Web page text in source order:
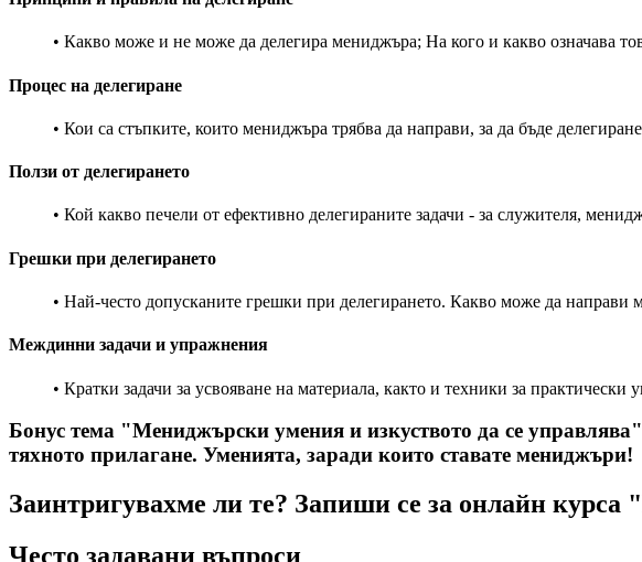
• Какво може и не може да делегира мениджъра; На кого и какво означава
Процес на делегиране
• Кои са стъпките, които мениджъра трябва да направи, за да бъде
Ползи от делегирането
• Кой какво печели от ефективно делегираните задачи - за служителя,
Грешки при делегирането
• Най-често допусканите грешки при делегирането. Какво може да направи
Междинни задачи и упражнения
• Кратки задачи за усвояване на материала, както и техники за практически
Бонус тема "Мениджърски умения и изкуството да се
тяхното прилагане. Уменията, заради които ставате мениджъри!
Заинтригувахме ли те? Запиши се за онлайн
Често задавани въпроси